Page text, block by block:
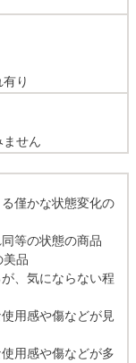
り
せん
僅かな状態変化の
等の状態の商品
品
、気にならない程
用感や傷などが見
用感や傷などが多